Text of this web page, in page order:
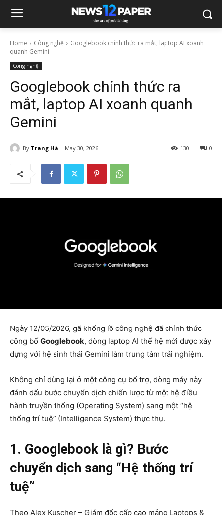
Home Công nghệ
Googlebook chính thức ra mắt, laptop AI xoanh
quanh Gemini
Công nghệ
Googlebook chính thức ra
mắt, laptop AI xoanh quanh
Gemini
By Trang Hà May 30, 2026 0
130
Ngày 12/05/2026, gã khổng lồ công nghệ đã chính thức
công bố Googlebook, dòng laptop AI thế hệ mới được xây
dựng với hệ sinh thái Gemini làm trung tâm trải nghiệm.
Không chỉ dừng lại ở một công cụ bổ trợ, dòng máy này
đánh dấu bước chuyển dịch chiến lược từ một hệ điều
hành truyền thống (Operating System) sang một “hệ
thống trí tuệ” (Intelligence System) thực thụ.
1. Googlebook là gì? Bước
chuyển dịch sang “Hệ thống trí
tuệ”
Theo Alex Kuscher – Giám đốc cấp cao mảng Laptops &